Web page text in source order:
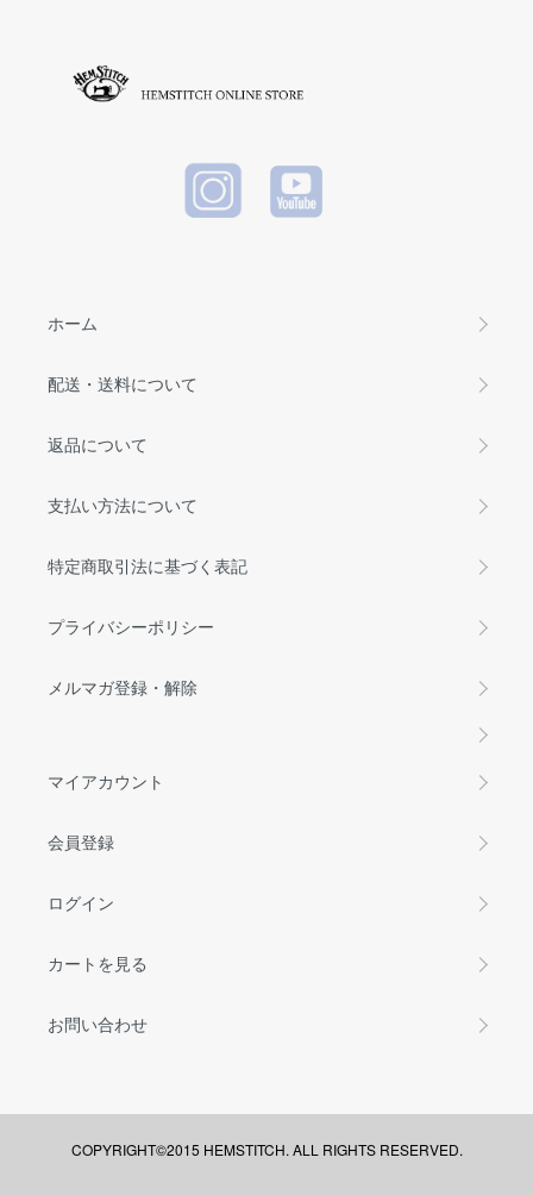
ホーム
配送・送料について
返品について
支払い方法について
特定商取引法に基づく表記
プライバシーポリシー
メルマガ登録・解除
マイアカウント
会員登録
ログイン
カートを見る
お問い合わせ
COPYRIGHT©2015 HEMSTITCH. ALL RIGHTS RESERVED.